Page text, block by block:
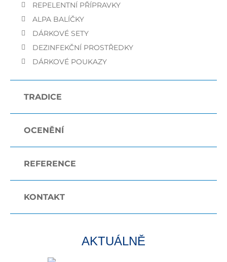
REPELENTNÍ PŘÍPRAVKY
ALPA BALÍČKY
DÁRKOVÉ SETY
DEZINFEKČNÍ PROSTŘEDKY
DÁRKOVÉ POUKAZY
TRADICE
OCENĚNÍ
REFERENCE
KONTAKT
AKTUÁLNĚ